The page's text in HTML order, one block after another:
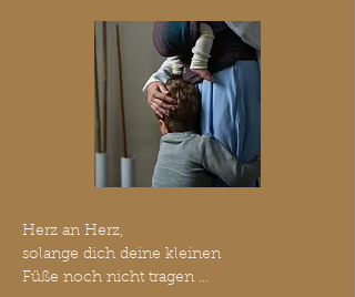
Herz an Herz,
solange dich deine kleinen
Füße noch nicht tragen ...